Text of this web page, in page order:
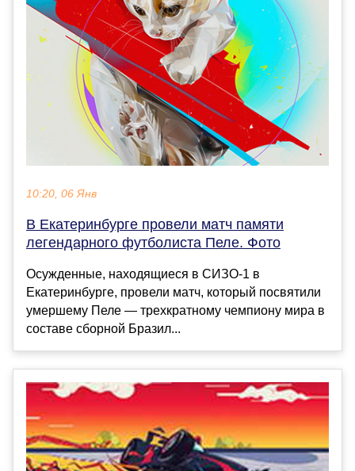
10:20, 06 Янв
В Екатеринбурге провели матч памяти
легендарного футболиста Пеле. Фото
Осужденные, находящиеся в СИЗО-1 в
Екатеринбурге, провели матч, который посвятили
умершему Пеле — трехкратному чемпиону мира в
составе сборной Бразил...